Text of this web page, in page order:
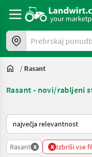
Prebrskaj ponudbe
/ Rasant
Rasant - novi/rabljeni
Tako je razvrščeno na
Rasant x x Izbriši vse